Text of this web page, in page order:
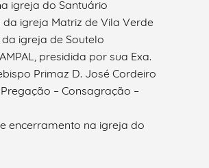
igreja do Santuário
da igreja Matriz de Vila Verde
igreja de Soutelo
presidida por sua Exa.
Primaz D. José Cordeiro
Pregação – Consagração –
encerramento na igreja do